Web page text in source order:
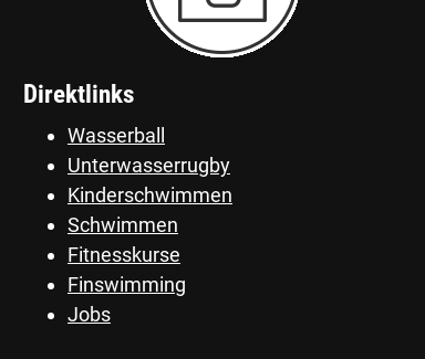
Direktlinks
Wasserball
Unterwasserrugby
Kinderschwimmen
Schwimmen
Fitnesskurse
Finswimming
Jobs